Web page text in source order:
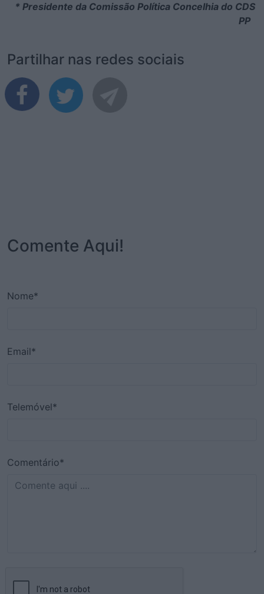
* Presidente da Comissão Política Concelhia do CDS
PP
Partilhar nas redes sociais
Comente Aqui!
Nome*
Email*
Telemóvel*
Comentário*